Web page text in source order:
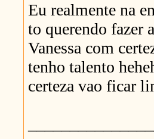
Eu realmente na
to querendo fazer
Vanessa com
tenho talento
certeza vao ficar